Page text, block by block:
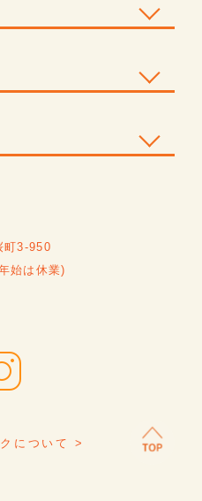
3-950
始は休業)
について >